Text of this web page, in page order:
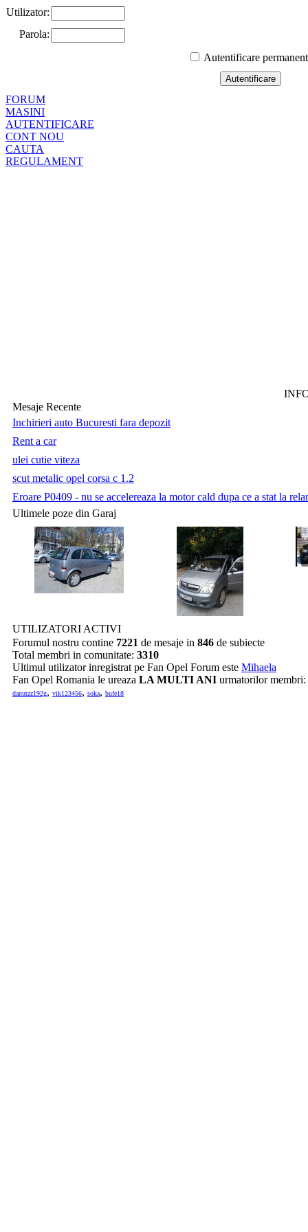
Utilizator:
Parola:
Autentificare
FORUM
MASINI
AUTENTIFICARE
CONT NOU
CAUTA
REGULAMENT
Mesaje Recente
Inchirieri auto Bucuresti fara depozit
Rent a car
ulei cutie viteza
scut metalic opel corsa c 1.2
Eroare P0409 - nu se accelereaza la motor cald dupa ce a stat la
Ultimele poze din Garaj
UTILIZATORI ACTIVI
Forumul nostru contine 7221 de mesaje in 846 de subiecte
Total membri in comunitate: 3310
Ultimul utilizator inregistrat pe Fan Opel Forum este Mihaela
Fan Opel Romania le ureaza LA MULTI ANI urmatorilor membri:
danutzz192g, vik123456, soka, bufe18